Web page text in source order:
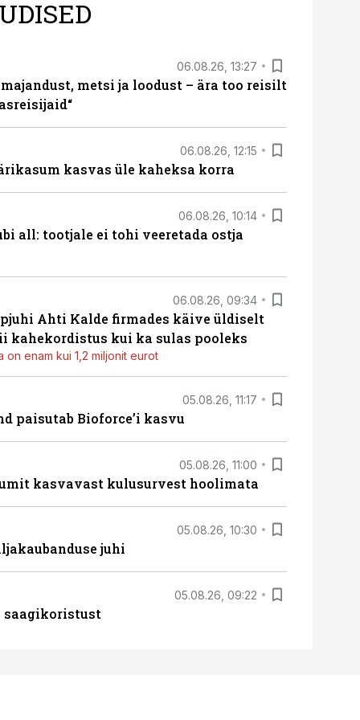
06.08.26, 13:27
metsi ja loodust – ära too reisilt
06.08.26, 12:15
kasvas üle kaheksa korra
06.08.26, 10:14
all: tootjale ei tohi veeretada ostja
06.08.26, 09:34
Ahti Kalde firmades käive üldiselt
kahekordistus kui ka sulas pooleks
on enam kui 1,2 miljonit eurot
05.08.26, 11:17
paisutab Bioforce’i kasvu
05.08.26, 11:00
kasvavast kulusurvest hoolimata
05.08.26, 10:30
juhi
05.08.26, 09:22
saagikoristust